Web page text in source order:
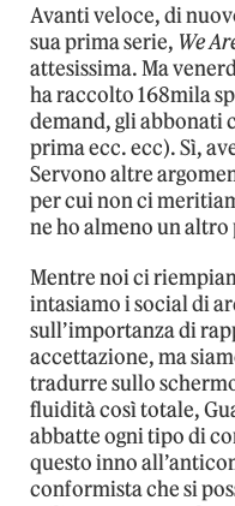
Avanti veloce, di
sua prima serie, We
attesissima. Ma
ha raccolto 168mila
demand, gli abbonati
prima ecc. ecc). Sì,
Servono altre
per cui non ci
ne ho almeno un altro
Mentre noi ci
intasiamo i social di
sull’importanza di
accettazione, ma
tradurre sullo
fluidità così totale,
abbatte ogni tipo di
questo inno
conformista che si